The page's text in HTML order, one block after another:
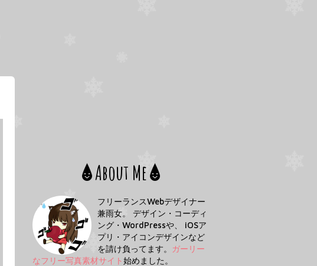
About Me
フリーランスWebデザイナー
兼雨女。 デザイン・コーディ
ング・WordPressや、 iOSア
プリ・アイコンデザインなど
を請け負ってます。
ガーリー
なフリー写真素材サイト始めました。